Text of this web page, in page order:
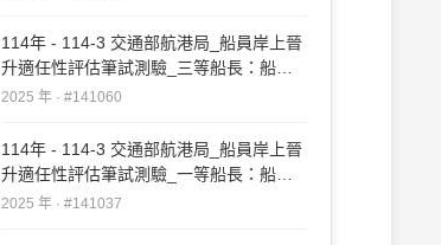
114年 - 114-3 交通部航港局_船員岸上晉
升適任性評估筆試測驗_三等船長：船長
實務#141060
2025 年 · #141060
114年 - 114-3 交通部航港局_船員岸上晉
升適任性評估筆試測驗_一等船長：船長
實務#141037
2025 年 · #141037